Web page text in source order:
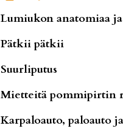
Lumiukon anatomiaa
Pätkii pätkii
Suurliputus
Mietteitä pommipirtin
Karpaloauto, paloauto